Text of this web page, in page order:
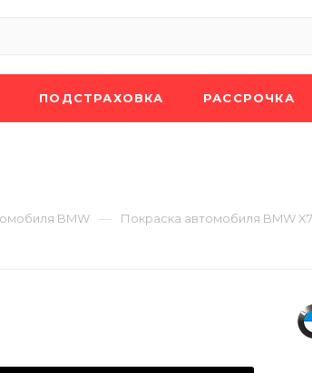
ПОДСТРАХОВКА РАССРОЧКА
BMW — Покраска автомобиля BMW X7